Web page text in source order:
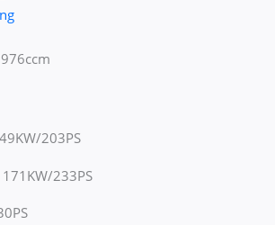
203PS
233PS